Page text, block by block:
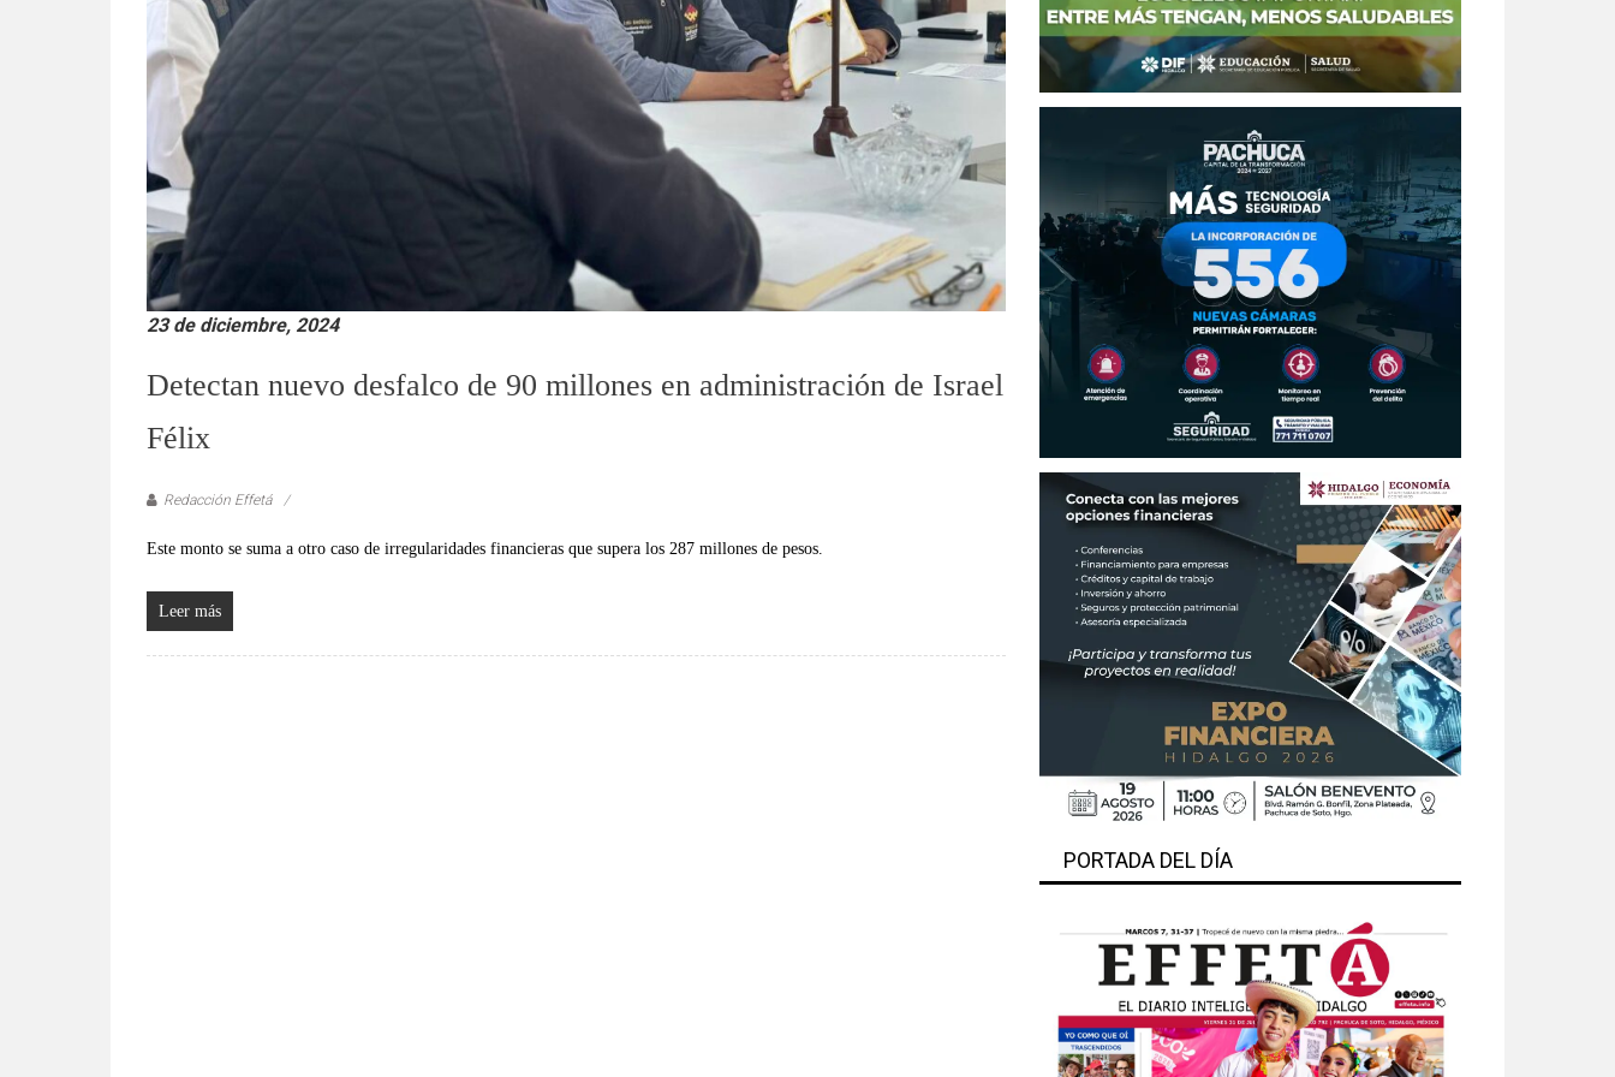
verificadas
al
instante,
como
un
análisis
serio
y
responsable
de
mismas.
23 de diciembre, 2024
Detectan nuevo desfalco de 90 millones en administración de Israel
Félix
Redacción Effetá
Este monto se suma a otro caso de irregularidades financieras que supera los 287 millones de pesos.
Leer más
PORTADA DEL DÍA